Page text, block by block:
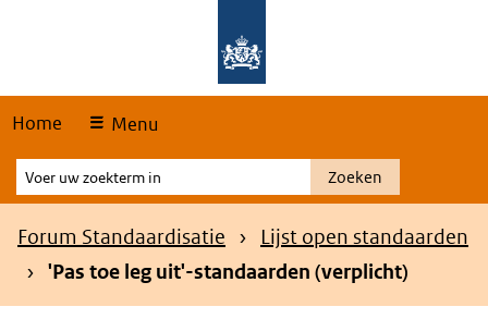
Home Menu
Voer
uw
zoekterm
Zoeken
Kruimelpad
Forum Standaardisatie
Lijst open standaarden
'Pas toe leg uit'-standaarden (verplicht)